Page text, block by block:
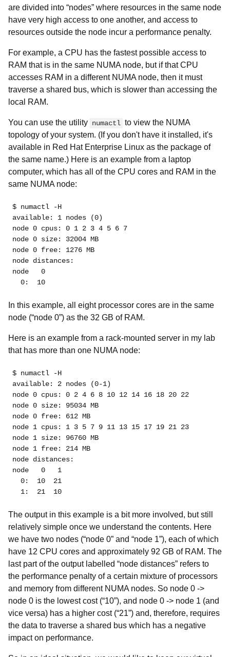
are divided into “nodes” where resources in the same node
have very high access to one another, and access to
resources outside the node incur a performance penalty.
For example, a CPU has the fastest possible access to
RAM that is in the same NUMA node, but if that CPU
accesses RAM in a different NUMA node, then it must
traverse a shared bus, which is slower than accessing the
local RAM.
You can use the utility numactl to view the NUMA
topology of your system. (If you don't have it installed, it's
available in Red Hat Enterprise Linux as the package of
the same name.) Here is an example from a laptop
computer, which has all of the CPU cores and RAM in the
same NUMA node:
$ numactl -H
available: 1 nodes (0)
node 0 cpus: 0 1 2 3 4 5 6 7
node 0 size: 32004 MB
node 0 free: 1276 MB
node distances:
node   0
  0:  10
In this example, all eight processor cores are in the same
node (“node 0”) as the 32 GB of RAM.
Here is an example from a rack-mounted server in my lab
that has more than one NUMA node:
$ numactl -H
available: 2 nodes (0-1)
node 0 cpus: 0 2 4 6 8 10 12 14 16 18 20 22
node 0 size: 95034 MB
node 0 free: 612 MB
node 1 cpus: 1 3 5 7 9 11 13 15 17 19 21 23
node 1 size: 96760 MB
node 1 free: 214 MB
node distances:
node   0   1
  0:  10  21
  1:  21  10
The output in this example is a bit more involved, but still
relatively simple once we understand the contents. Here
we have two nodes (“node 0” and “node 1”), each of which
have 12 CPU cores and approximately 92 GB of RAM. The
last part of the output labelled “node distances” refers to
the performance penalty of a certain mixture of processors
and memory from different NUMA nodes. So node 0 ->
node 0 is the lowest cost (“10”), and node 0 -> node 1 (and
vice versa) has a higher cost (“21”) and, therefore, requires
the data to traverse a shared bus which has a negative
impact on performance.